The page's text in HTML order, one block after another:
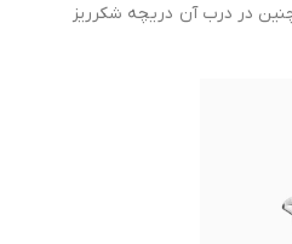
در درب آن دریچه شکرریز